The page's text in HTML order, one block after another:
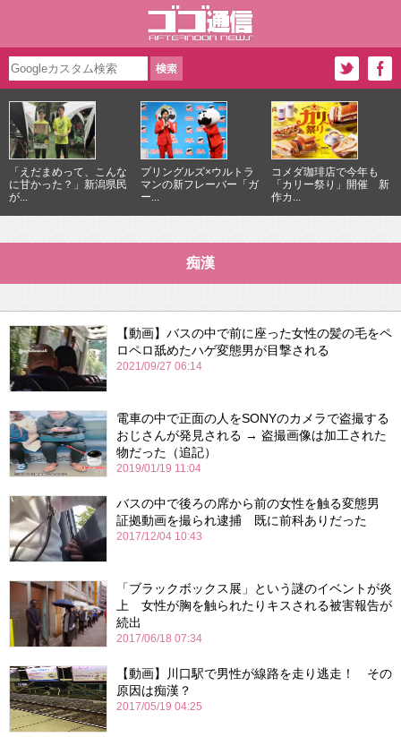
「えだまめって、こんな
に甘かった？」新潟県民
が...
プリングルズ×ウルトラ
マンの新フレーバー「ガ
ー...
コメダ珈琲店で今年も
「カリー祭り」開催 新
作カ...
痴漢
【動画】バスの中で前に座った女性の髪の毛をペ
ロペロ舐めたハゲ変態男が目撃される
2021/09/27 06:14
電車の中で正面の人をSONYのカメラで盗撮する
おじさんが発見される → 盗撮画像は加工された
物だった（追記）
2019/01/19 11:04
バスの中で後ろの席から前の女性を触る変態男
証拠動画を撮られ逮捕 既に前科ありだった
2017/12/04 10:43
「ブラックボックス展」という謎のイベントが炎
上 女性が胸を触られたりキスされる被害報告が
続出
2017/06/18 07:34
【動画】川口駅で男性が線路を走り逃走！ その
原因は痴漢？
2017/05/19 04:25